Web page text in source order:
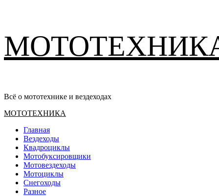
содержимому
Всё о мототехнике и вездеходах
Основное
МОТОТЕХНИКА
Главная
Вездеходы
Квадроциклы
Мотобуксировщики
Мотовездеходы
Мотоциклы
Снегоходы
Разное